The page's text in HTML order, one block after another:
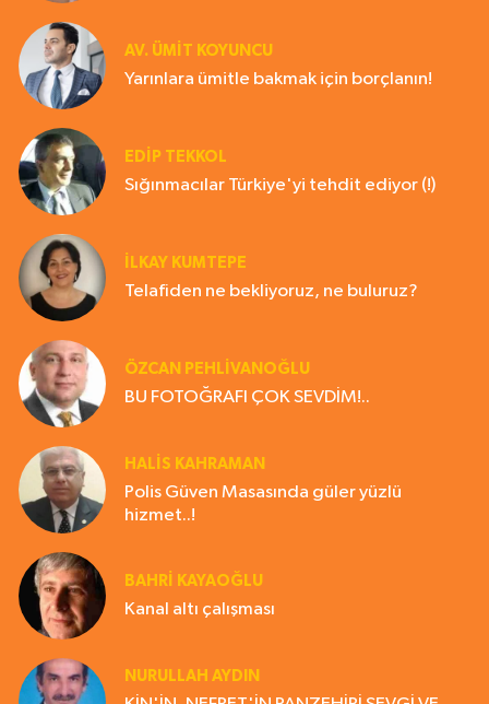
AV. ÜMIT KOYUNCU
Yarınlara ümitle bakmak için borçlanın!
EDIP TEKKOL
Sığınmacılar Türkiye'yi tehdit ediyor (!)
İLKAY KUMTEPE
Telafiden ne bekliyoruz, ne buluruz?
ÖZCAN PEHLİVANOĞLU
BU FOTOĞRAFI ÇOK SEVDİM!..
HALIS KAHRAMAN
Polis Güven Masasında güler yüzlü
hizmet..!
BAHRI KAYAOĞLU
Kanal altı çalışması
NURULLAH AYDIN